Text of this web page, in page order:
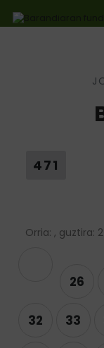
Ir
471
Orria: , guztira:
26
32 33